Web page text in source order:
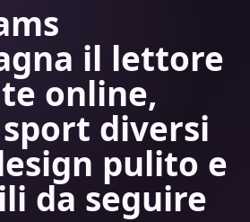
il lettore
online,
diversi
pulito e
da seguire